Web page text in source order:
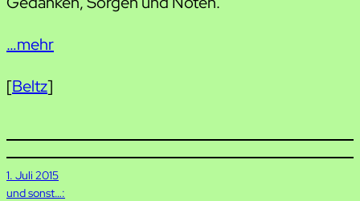
…mehr
[Beltz]
1. Juli 2015
und sonst…: